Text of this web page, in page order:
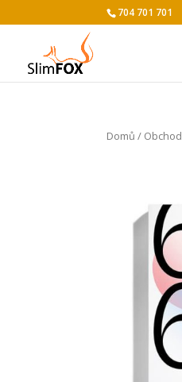
704 701 701
Domů / Obchod